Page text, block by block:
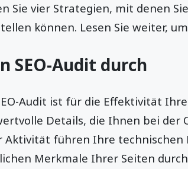
Sie vier Strategien, mit denen
können. Lesen Sie weiter,
SEO-Audit durch
Audit ist für die Effektivität
Details, die Ihnen bei der
Aktivität führen Ihre technischen
Merkmale Ihrer Seiten